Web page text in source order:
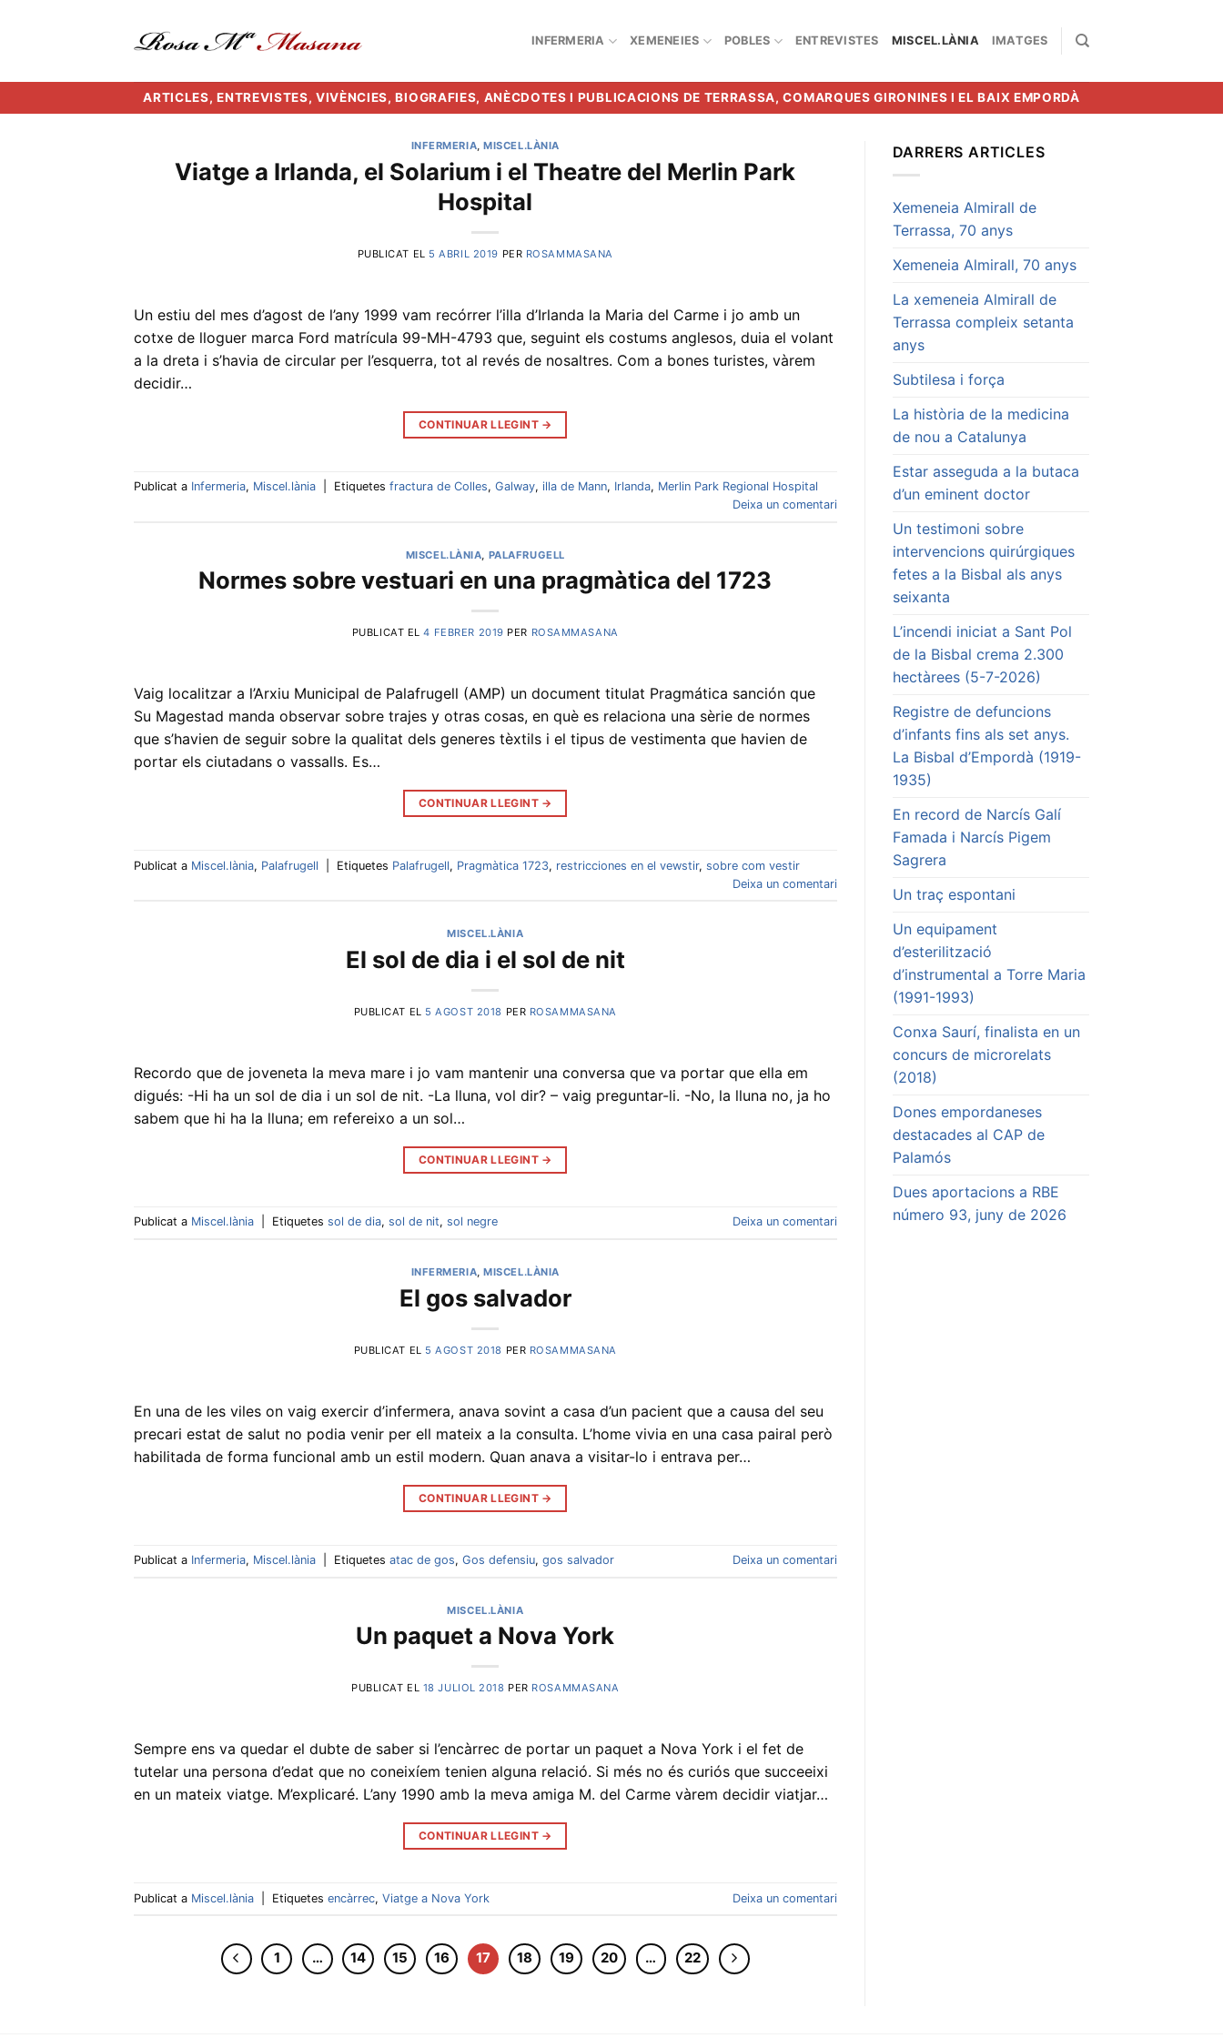
INFERMERIA XEMENEIES POBLES ENTREVISTES MISCEL.LÀNIA IMATGES
ARTICLES, ENTREVISTES, VIVÈNCIES, BIOGRAFIES, ANÈCDOTES I PUBLICACIONS DE TERRASSA, COMARQUES GIRONINES I EL BAIX EMPORDÀ
INFERMERIA,MISCEL.LÀNIA
Viatge a Irlanda, el Solarium i el Theatre del Merlin Park
Hospital
PUBLICAT EL 5 ABRIL 2019 PER ROSAMMASANA
Un estiu del mes d’agost de l’any 1999 vam recórrer l’illa d’Irlanda la Maria del Carme i jo amb un
cotxe de lloguer marca Ford matrícula 99-MH-4793 que, seguint els costums anglesos, duia el volant
a la dreta i s’havia de circular per l’esquerra, tot al revés de nosaltres. Com a bones turistes, vàrem
decidir…
CONTINUAR LLEGINT →
Publicat a Infermeria, Miscel.lània Etiquetes fractura de Colles, Galway, illa de Mann, Irlanda, Merlin Park Regional Hospital
Deixa un comentari
MISCEL.LÀNIA PALAFRUGELL
Normes sobre vestuari en una pragmàtica del 1723
PUBLICAT EL4 FEBRER 2019 PER ROSAMMASANA
Vaig localitzar a l’Arxiu Municipal de Palafrugell (AMP) un document titulat Pragmática sanción que
Su Magestad manda observar sobre trajes y otras cosas, en què es relaciona una sèrie de normes
que s’havien de seguir sobre la qualitat dels generes tèxtils i el tipus de vestimenta que havien de
portar els ciutadans o vassalls. Es…
CONTINUAR LLEGINT →
Publicat a Miscel.lània, Palafrugell Etiquetes Palafrugell, Pragmàtica 1723, restricciones en el vewstir, sobre com vestir
Deixa un comentari
MISCEL.LÀNIA
El sol de dia i el sol de nit
PUBLICAT EL 5 AGOST 2018 PER ROSAMMASANA
Recordo que de joveneta la meva mare i jo vam mantenir una conversa que va portar que ella em
digués: -Hi ha un sol de dia i un sol de nit. -La lluna, vol dir? – vaig preguntar-li. -No, la lluna no, ja ho
sabem que hi ha la lluna; em refereixo a un sol…
CONTINUAR LLEGINT →
Publicat a Miscel.lània Etiquetes sol de dia, sol de nit, sol negre Deixa un comentari
INFERMERIA,MISCEL.LÀNIA
El gos salvador
PUBLICAT EL 5 AGOST 2018 PER ROSAMMASANA
En una de les viles on vaig exercir d’infermera, anava sovint a casa d’un pacient que a causa del seu
precari estat de salut no podia venir per ell mateix a la consulta. L’home vivia en una casa pairal però
habilitada de forma funcional amb un estil modern. Quan anava a visitar-lo i entrava per…
CONTINUAR LLEGINT →
Publicat a Infermeria, Miscel.lània Etiquetes atac de gos, Gos defensiu, gos salvador Deixa un comentari
MISCEL.LÀNIA
Un paquet a Nova York
PUBLICAT EL 18 JULIOL 2018 PER ROSAMMASANA
Sempre ens va quedar el dubte de saber si l’encàrrec de portar un paquet a Nova York i el fet de
tutelar una persona d’edat que no coneixíem tenien alguna relació. Si més no és curiós que succeeixi
en un mateix viatge. M’explicaré. L’any 1990 amb la meva amiga M. del Carme vàrem decidir viatjar…
CONTINUAR LLEGINT →
Publicat a Miscel.lània Etiquetes encàrrec, Viatge a Nova York Deixa un comentari
1 … 14 15 16 17 18 19 20 … 22
DARRERS ARTICLES
Xemeneia Almirall de
Terrassa, 70 anys
Xemeneia Almirall, 70 anys
La xemeneia Almirall de
Terrassa compleix setanta
anys
Subtilesa i força
La història de la medicina
de nou a Catalunya
Estar asseguda a la butaca
d’un eminent doctor
Un testimoni sobre
intervencions quirúrgiques
fetes a la Bisbal als anys
seixanta
L’incendi iniciat a Sant Pol
de la Bisbal crema 2.300
hectàrees (5-7-2026)
Registre de defuncions
d’infants fins als set anys.
La Bisbal d’Empordà (1919-
1935)
En record de Narcís Galí
Famada i Narcís Pigem
Sagrera
Un traç espontani
Un equipament
d’esterilització
d’instrumental a Torre Maria
(1991-1993)
Conxa Saurí, finalista en un
concurs de microrelats
(2018)
Dones empordaneses
destacades al CAP de
Palamós
Dues aportacions a RBE
número 93, juny de 2026